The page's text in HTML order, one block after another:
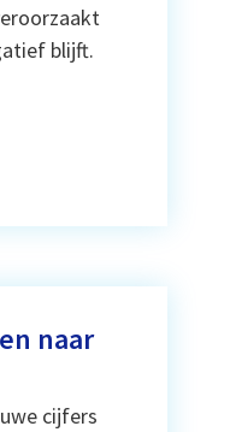
blijft.
naar
cijfers